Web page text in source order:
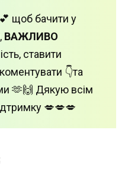
щоб бачити у
ВАЖЛИВО
ставити
👇та
🫶🙌 Дякую всім
💋💋💋